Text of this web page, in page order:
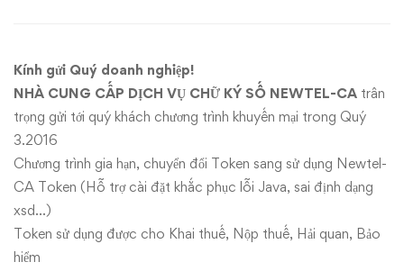
Số
khách
hàng
hưởng
lợi
Kính gửi Quý doanh nghiệp!
NHÀ CUNG CẤP DỊCH VỤ CHỮ KÝ SỐ NEWTEL-CA trân
trọng gửi tới quý khách chương trình khuyến mại trong Quý
3.2016
Chương trình gia hạn, chuyển đổi Token sang sử dụng Newtel-
CA Token (Hỗ trợ cài đặt khắc phục lỗi Java, sai định dạng
xsd…)
Token sử dụng được cho Khai thuế, Nộp thuế, Hải quan, Bảo
hiểm